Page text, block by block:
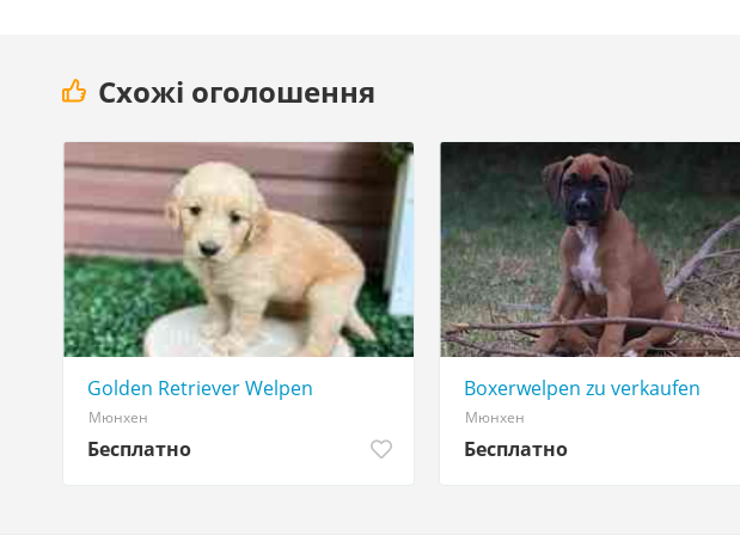
Схожі оголошення
Golden Retriever Welpen
Мюнхен
Бесплатно
Boxerwelpen zu verkaufen
Мюнхен
Бесплатно